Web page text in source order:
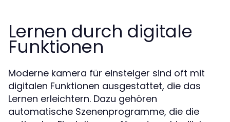
Lernen durch digitale
Funktionen
Moderne kamera für einsteiger sind oft mit
digitalen Funktionen ausgestattet, die das
Lernen erleichtern. Dazu gehören
automatische Szenenprogramme, die die